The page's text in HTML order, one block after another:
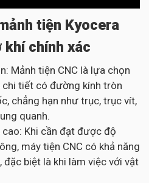
tiện Kyocera
chính xác
Mảnh tiện CNC là lựa chọn
tiết có đường kính tròn
chẳng hạn như trục, trục vít,
quanh.
Khi cần đạt được độ
máy tiện CNC có khả năng
đặc biệt là khi làm việc với vật